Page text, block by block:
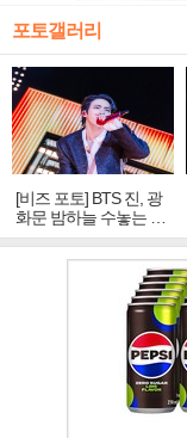
포토갤러리
[비즈 포토] BTS 진, 광
화문 밤하늘 수놓는 '비
주얼 킹'의 열창